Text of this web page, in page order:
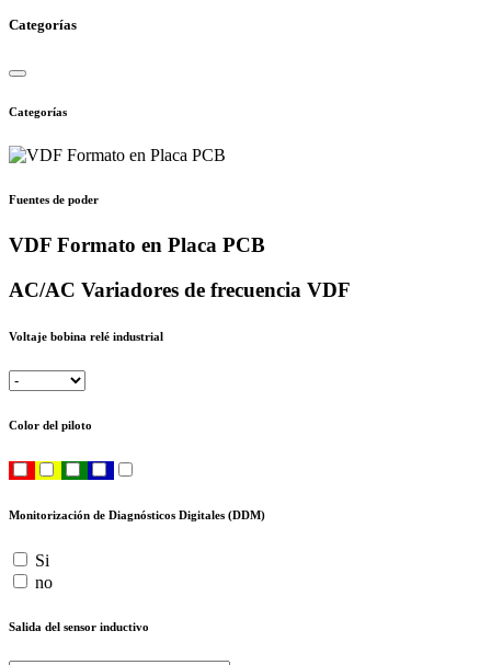
Categorías
Categorías
Fuentes de poder
VDF Formato en Placa PCB
AC/AC Variadores de frecuencia VDF
Voltaje bobina relé industrial
Color del piloto
Monitorización de Diagnósticos Digitales (DDM)
Si
no
Salida del sensor inductivo